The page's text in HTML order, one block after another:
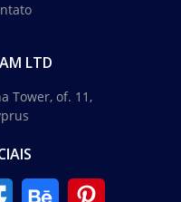
LTD
Tower, of. 11,